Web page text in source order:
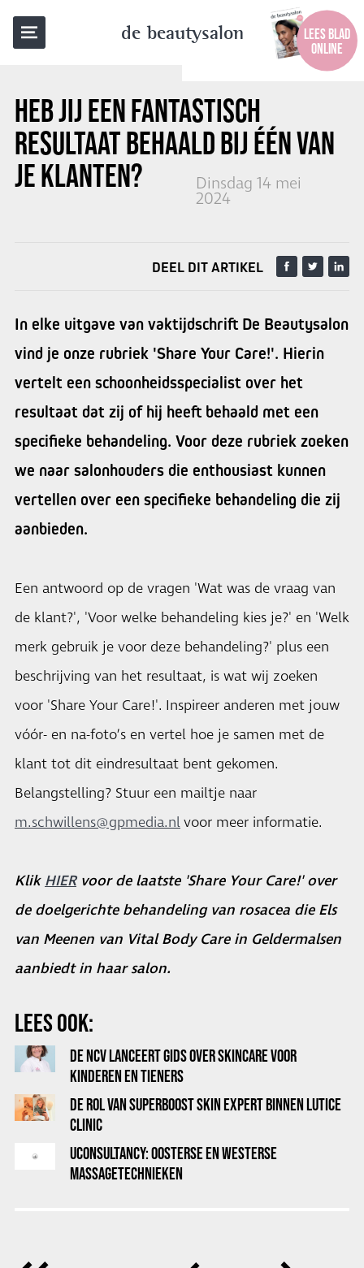
de beautysalon
LEES BLAD
ONLINE
HEB JIJ EEN FANTASTISCH
RESULTAAT BEHAALD BIJ ÉÉN VAN
JE KLANTEN?
Dinsdag 14 mei
2024
TERUG NAAR OVERZICHT
DEEL DIT ARTIKEL
In elke uitgave van vaktijdschrift De Beautysalon
vind je onze rubriek 'Share Your Care!'. Hierin
vertelt een schoonheidsspecialist over het
resultaat dat zij of hij heeft behaald met een
specifieke behandeling. Voor deze rubriek zoeken
we naar salonhouders die enthousiast kunnen
vertellen over een specifieke behandeling die zij
aanbieden.
Een antwoord op de vragen 'Wat was de vraag van
de klant?', 'Voor welke behandeling kies je?' en 'Welk
merk gebruik je voor deze behandeling?' plus een
beschrijving van het resultaat, is wat wij zoeken
voor 'Share Your Care!'. Inspireer anderen met jouw
vóór- en na-foto’s en vertel hoe je samen met de
klant tot dit eindresultaat bent gekomen.
Belangstelling? Stuur een mailtje naar
m.schwillens@gpmedia.nlvoor meer informatie.
KlikHIER voor de laatste 'Share Your Care!' over
de doelgerichte behandeling van rosacea die Els
van Meenen van Vital Body Care in Geldermalsen
aanbiedt in haar salon.
LEES OOK:
DE NCV LANCEERT GIDS OVER SKINCARE VOOR
KINDEREN EN TIENERS
DE ROL VAN SUPERBOOST SKIN EXPERT BINNEN LUTICE
CLINIC
UCONSULTANCY: OOSTERSE EN WESTERSE
MASSAGETECHNIEKEN